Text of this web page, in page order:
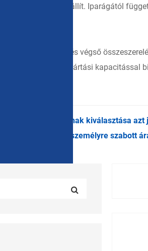
szállít. Iparágától
fröccsöntésre és végső
és rugalmas gyártási
mobil kemény tokjának kiválasztása
és személyre szabott